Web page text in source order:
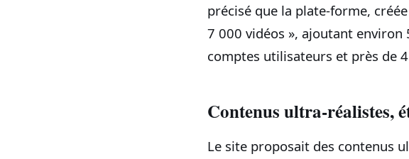
précisé que la plate-forme,
7 000 vidéos », ajoutant
comptes utilisateurs et près de
Contenus ultra-réalistes,
Le site proposait des contenus